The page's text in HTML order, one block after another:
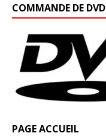
COMMANDE DE
PAGE ACCUEIL